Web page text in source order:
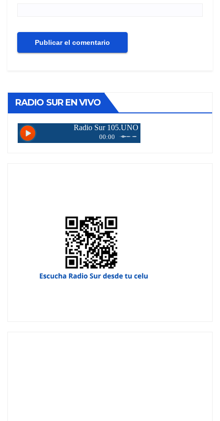
RADIO SUR EN VIVO